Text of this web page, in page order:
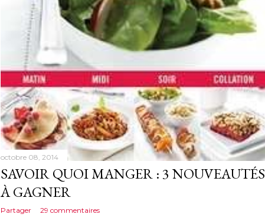
octobre 08, 2014
SAVOIR QUOI MANGER : 3 NOUVEAUTÉS
À GAGNER
Partager 29 commentaires